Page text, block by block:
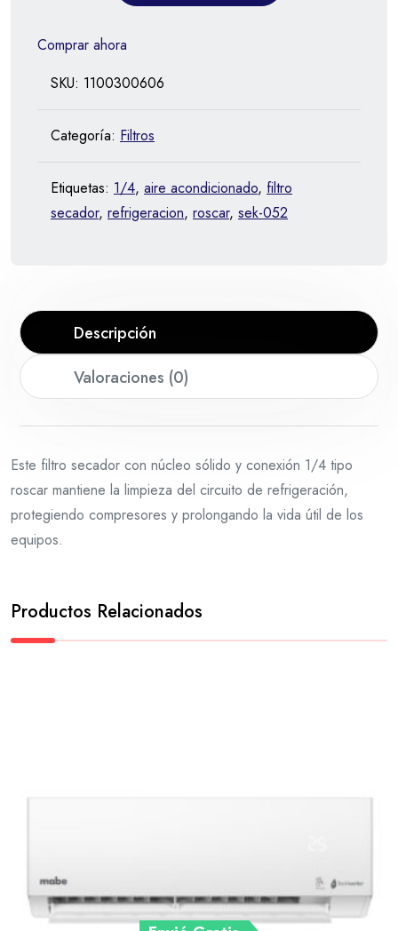
Comprar ahora
SKU: 1100300606
Categoría: Filtros
Etiquetas: 1/4, aire acondicionado, filtro
secador, refrigeracion, roscar, sek-052
Descripción
Valoraciones (0)
Este filtro secador con núcleo sólido y conexión 1/4 tipo
roscar mantiene la limpieza del circuito de refrigeración,
protegiendo compresores y prolongando la vida útil de los
equipos.
Productos Relacionados